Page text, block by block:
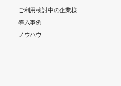
ご利用検討中の企業様
導入事例
ノウハウ